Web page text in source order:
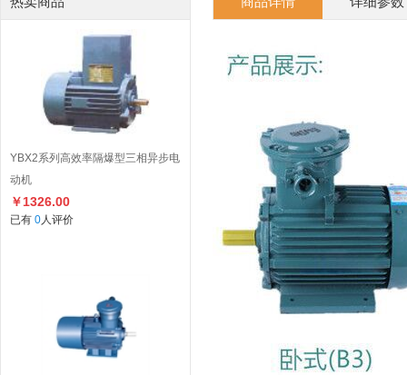
YBX2系列高效率隔爆型三相异步电
动机
￥1326.00
已有 0人评价